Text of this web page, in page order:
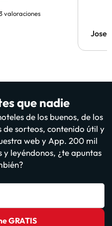
valoraciones
Jose
que nadie
de los buenos, de los
sorteos, contenido útil y
web y App. 200 mil
y leyéndonos, ¿te apuntas
GRATIS